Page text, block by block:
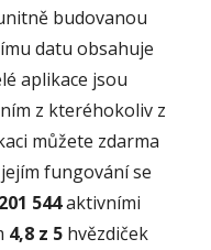
budovanou
datu obsahuje
aplikace jsou
z kteréhokoliv z
můžete zdarma
jejím fungování se
201 544aktivními
4,8 z 5 hvězdiček